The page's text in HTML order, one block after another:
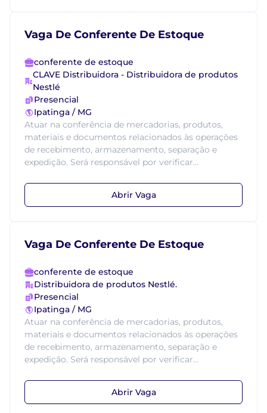
Vaga De Conferente De Estoque
conferente de estoque
CLAVE Distribuidora - Distribuidora de produtos
Nestlé
Presencial
Ipatinga / MG
Atuar na conferência de mercadorias, produtos,
materiais e documentos relacionados às operações
de recebimento, armazenamento, separação e
expedição. Será responsável por verificar...
Abrir Vaga
Vaga De Conferente De Estoque
conferente de estoque
Distribuidora de produtos Nestlé.
Presencial
Ipatinga / MG
Atuar na conferência de mercadorias, produtos,
materiais e documentos relacionados às operações
de recebimento, armazenamento, separação e
expedição. Será responsável por verificar...
Abrir Vaga